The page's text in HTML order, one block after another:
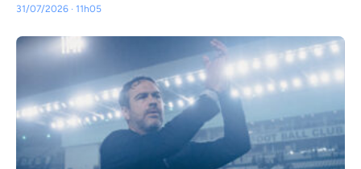
31/07/2026 · 11h05